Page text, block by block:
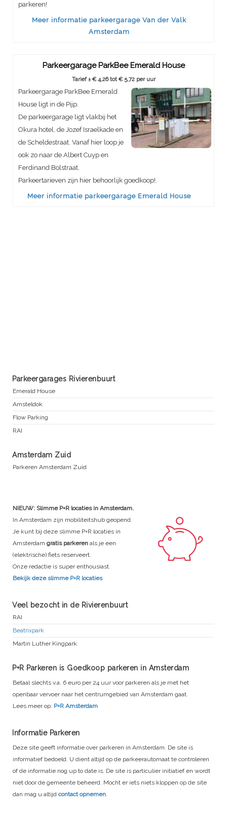
parkeren!
Meer informatie parkeergarage Van der Valk
Amsterdam
Parkeergarage ParkBee Emerald House
Tarief ± € 4,26 tot € 5,72 per uur
Parkeergarage ParkBee Emerald
House ligt in de Pijp.
De parkeergarage ligt vlakbij het
Okura hotel, de Jozef Israelkade en
de Scheldestraat. Vanaf hier loop je
ook zo naar de Albert Cuyp en
Ferdinand Bolstraat.
Parkeertarieven zijn hier behoorlijk goedkoop!.
Meer informatie parkeergarage Emerald House
Parkeergarages Rivierenbuurt
Emerald House
Amsteldok
Flow Parking
RAI
Amsterdam Zuid
Parkeren Amsterdam Zuid
NIEUW: Slimme P+R locaties in Amsterdam.
In Amsterdam zijn mobiliteitshub geopend.
Je kunt bij deze slimme P+R locaties in
Amsterdam gratis parkeren als je een
(elektrische) fiets reserveert.
Onze redactie is super enthousiast.
Bekijk deze slimme P+R locaties
Veel bezocht in de Rivierenbuurt
RAI
Beatrixpark
Martin Luther Kingpark
P+R Parkeren is Goedkoop parkeren in Amsterdam
Betaal slechts v.a. 6 euro per 24 uur voor parkeren als je met het
openbaar vervoer naar het centrumgebied van Amsterdam gaat.
Lees meer op: P+R Amsterdam
Informatie Parkeren
Deze site geeft informatie over parkeren in Amsterdam. De site is
informatief bedoeld. U dient altijd op de parkeerautomaat te controleren
of de informatie nog up to date is. De site is particulier initiatief en wordt
niet door de gemeente beheerd. Mocht er iets niets kloppen op de site
dan mag u altijd contact opnemen.